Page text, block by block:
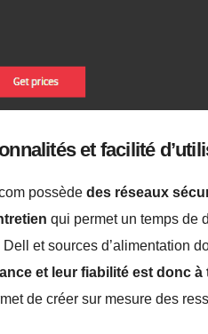
et facilité
possède des réseaux
qui permet un temps de
et sources d’alimentation
et leur fiabilité est donc à
de créer sur mesure des